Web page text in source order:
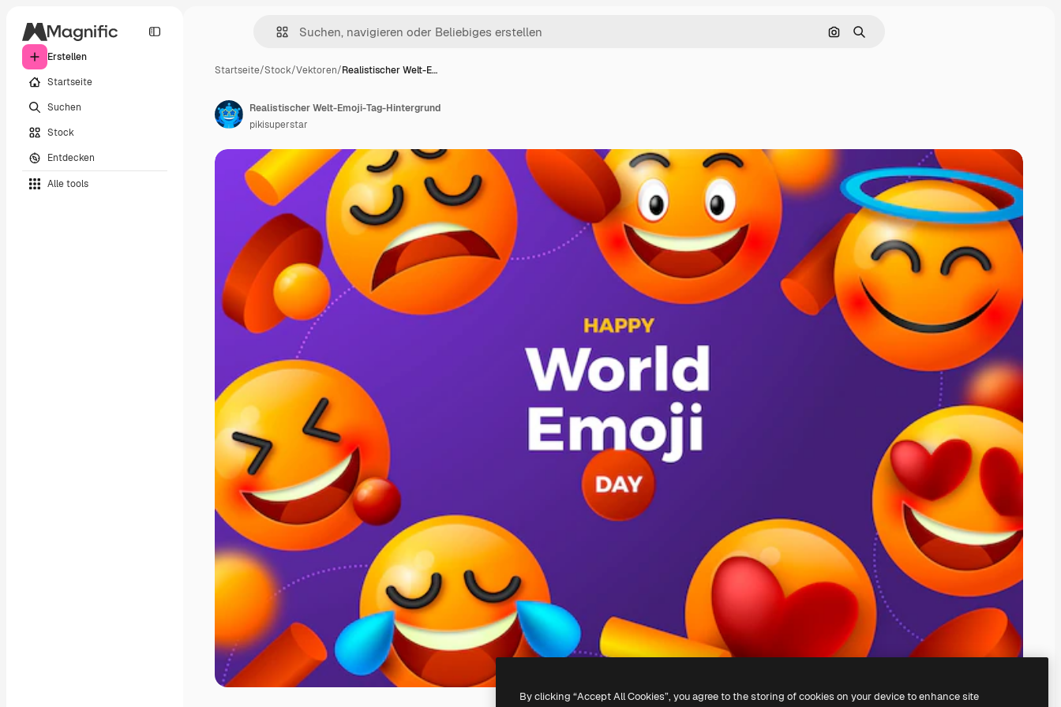
Erstellen
Startseite
Suchen
Stock
Entdecken
Alle tools
Nach Bild suchen
Suchen
Startseite/Stock/Vektoren/Realistischer Welt-E…
Realistischer Welt-Emoji-Tag-Hintergrund
pikisuperstar
By clicking “Accept All Cookies”, you agree to the storing of cookies on your device to enhance site